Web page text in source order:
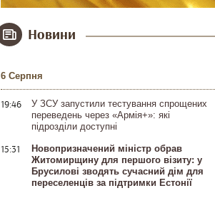
Новини
6 Серпня
19:46
У ЗСУ запустили тестування спрощених
переведень через «Армія+»: які
підрозділи доступні
15:31
Новопризначений міністр обрав
Житомирщину для першого візиту: у
Брусилові зводять сучасний дім для
переселенців за підтримки Естонії